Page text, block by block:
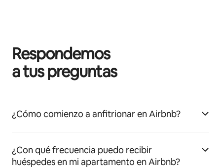
Respondemos
a tus preguntas
¿Cómo comienzo a anfitrionar en Airbnb?
¿Con qué frecuencia puedo recibir
huéspedes en mi apartamento en Airbnb?